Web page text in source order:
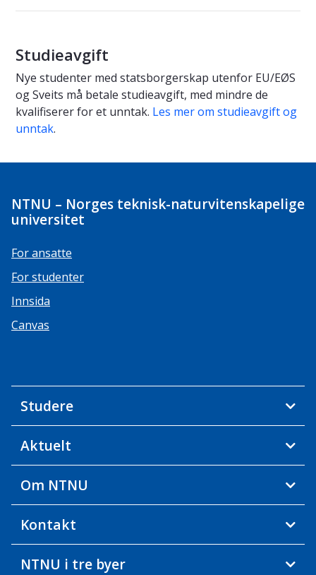
Studieavgift
Nye studenter med statsborgerskap utenfor EU/EØS
og Sveits må betale studieavgift, med mindre de
kvalifiserer for et unntak. Les mer om studieavgift og
unntak.
NTNU – Norges teknisk-naturvitenskapelige
universitet
For ansatte
For studenter
Innsida
Canvas
Studere
Aktuelt
Om NTNU
Kontakt
NTNU i tre byer